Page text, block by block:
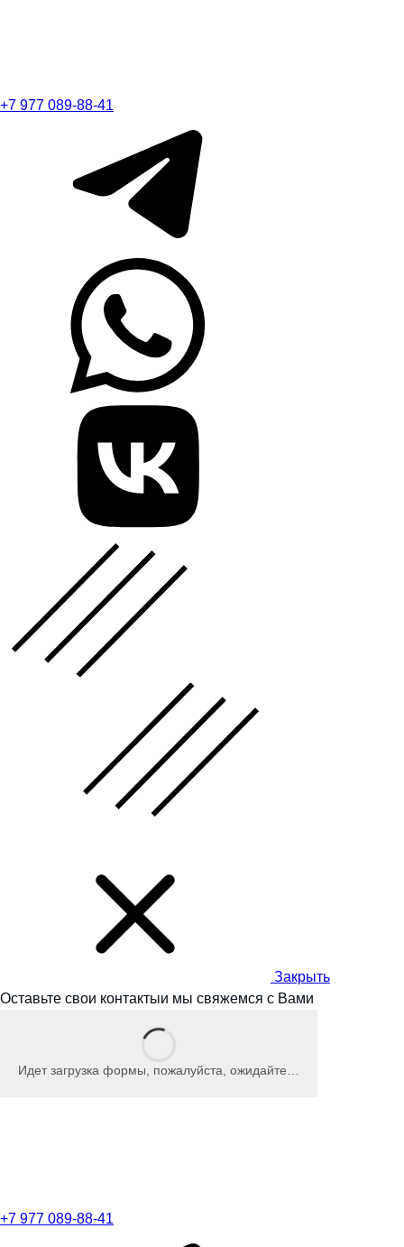
+7 977 089-88-41
Закрыть
Оставьте свои контактыи мы свяжемся с Вами
Идет загрузка формы, пожалуйста, ожидайте…
+7 977 089-88-41